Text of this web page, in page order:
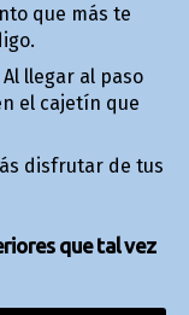
que más te
llegar al paso
el cajetín que
disfrutar de tus
que tal vez